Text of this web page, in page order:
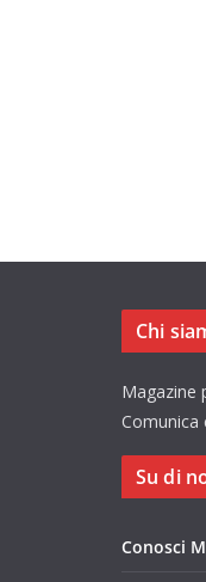
Chi
Magazine
Comunica
Su di
Conosci